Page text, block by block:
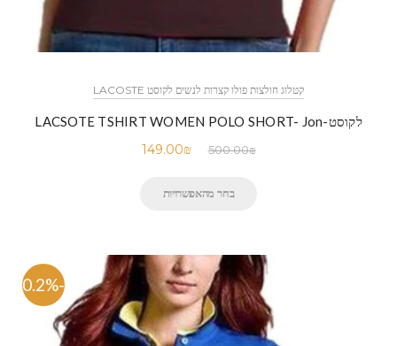
קטלוג חולצות פולו קצרות לנשים לקוסט LACOSTE
לקוסט-LACSOTE TSHIRT WOMEN POLO SHORT- Jon
500.00₪
149.00₪
בחר מהאפשרויות
-70.2%